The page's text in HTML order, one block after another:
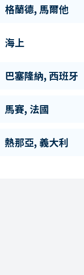
格蘭德, 馬爾他
海上
巴塞隆納, 西班牙
馬賽, 法國
熱那亞, 義大利